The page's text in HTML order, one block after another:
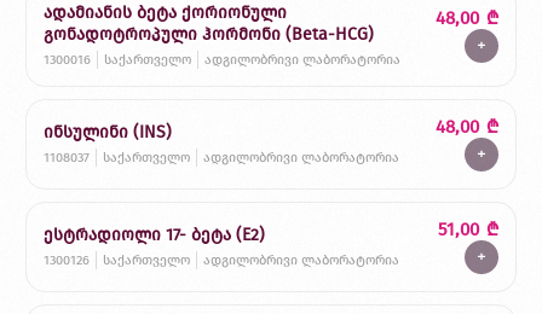
ადამიანის ბეტა ქორიონული
გონადოტროპული ჰორმონი (Beta-HCG)
1300016 საქართველო ადგილობრივი ლაბორატორია
48,00 ₾
+
ინსულინი (INS)
1108037 საქართველო ადგილობრივი ლაბორატორია
48,00 ₾
+
ესტრადიოლი 17- ბეტა (E2)
1300126 საქართველო ადგილობრივი ლაბორატორია
51,00 ₾
+